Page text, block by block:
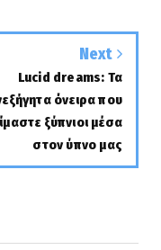
Next
Lucid dreams: Τα
όνειρα που
ξύπνιοι μέσα
στον ύπνο μας